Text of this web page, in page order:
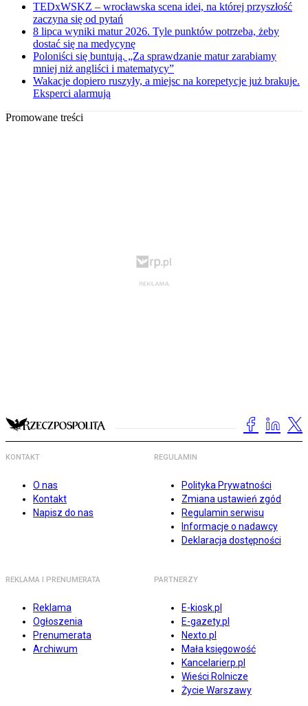
TEDxWSKZ – wrocławska scena idei, na której przyszłość
zaczyna się od pytań
8 lipca wyniki matur 2026. Tyle punktów potrzeba, żeby
dostać się na medycynę
Poloniści się buntują. „Za sprawdzanie matur zarabiamy
mniej niż angliści i matematycy”
Wakacje dopiero ruszyły, a miejsc na korepetycje już brakuje.
Eksperci alarmują
Promowane treści
KONTAKT
O nas
Kontakt
Napisz do nas
REGULAMIN
Polityka Prywatności
Zmiana ustawień zgód
Regulamin serwisu
Informacje o nadawcy
Deklaracja dostępności
REKLAMA I PRENUMERATA
Reklama
Ogłoszenia
Prenumerata
Archiwum
PARTNERZY
E-kiosk.pl
E-gazety.pl
Nexto.pl
Mała księgowość
Kancelarierp.pl
Wieści Rolnicze
Życie Warszawy